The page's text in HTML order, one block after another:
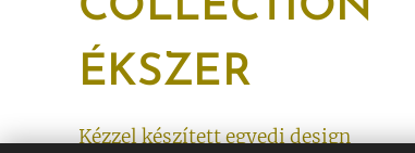
COLLECTION
ÉKSZER
Kézzel készített egyedi design